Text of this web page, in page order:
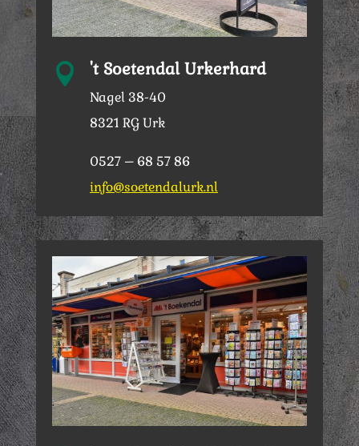
 't Soetendal Urkerhard
Nagel 38-40
8321 RG Urk
0527 – 68 57 86
info@soetendalurk.nl